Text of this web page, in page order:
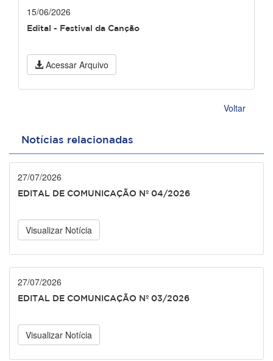
15/06/2026
Edital - Festival da Canção
Acessar Arquivo
Voltar
Notícias relacionadas
27/07/2026
EDITAL DE COMUNICAÇÃO Nº 04/2026
Visualizar Notícia
27/07/2026
EDITAL DE COMUNICAÇÃO Nº 03/2026
Visualizar Notícia